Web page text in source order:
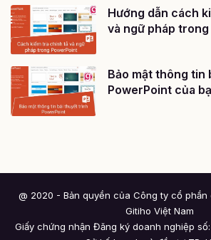
Hướng dẫn cách
và ngữ pháp
Bảo mật thông tin
PowerPoint của
@ 2020 - Bản quyền của Công ty cổ
Gitiho Việt Nam
Giấy chứng nhận Đăng ký doanh nghiệp